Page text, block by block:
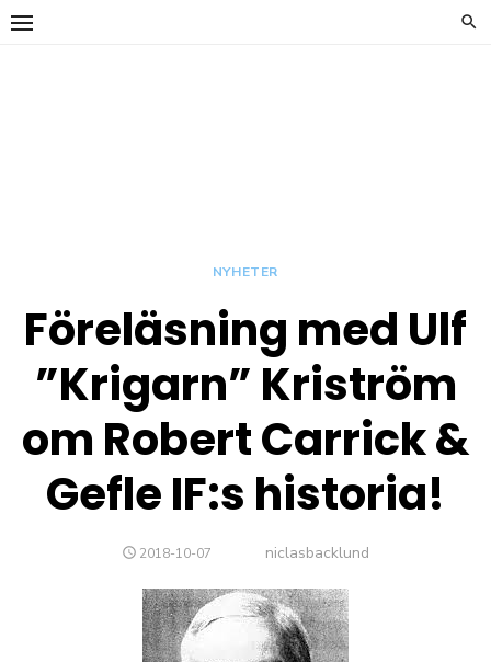
Hoppa
NYHETER
Föreläsning med Ulf
”Krigarn” Kriström
om Robert Carrick &
Gefle IF:s historia!
PUBLICERAT
2018-10-07 Författare
niclasbacklund